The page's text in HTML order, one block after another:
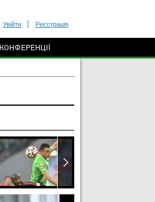
Увійти Реєстрація
КОНФЕРЕНЦІЇ